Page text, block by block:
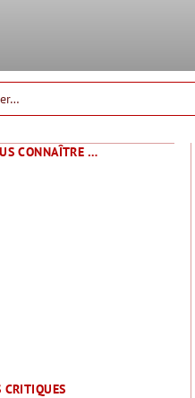
CONNAÎTRE …
CRITIQUES